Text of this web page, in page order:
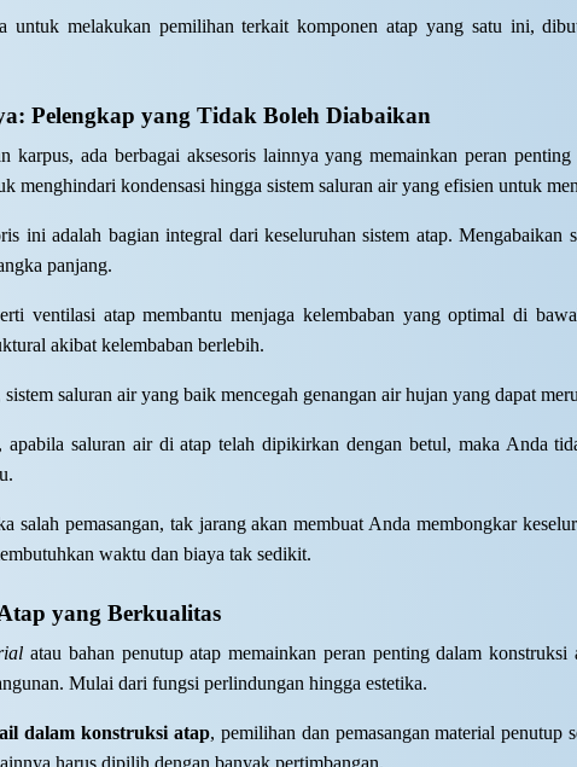
untuk melakukan pemilihan terkait komponen atap yang satu ini,
Pelengkap yang Tidak Boleh Diabaikan
karpus, ada berbagai aksesoris lainnya yang memainkan peran
menghindari kondensasi hingga sistem saluran air yang efisien untuk
ini adalah bagian integral dari keseluruhan sistem atap. Mengabaikan
panjang.
ventilasi atap membantu menjaga kelembaban yang optimal di
akibat kelembaban berlebih.
sistem saluran air yang baik mencegah genangan air hujan yang dapat
apabila saluran air di atap telah dipikirkan dengan betul, maka Anda
salah pemasangan, tak jarang akan membuat Anda membongkar
waktu dan biaya tak sedikit.
yang Berkualitas
atau bahan penutup atap memainkan peran penting dalam
Mulai dari fungsi perlindungan hingga estetika.
dalam konstruksi atap, pemilihan dan pemasangan material penutup
harus dipilih dengan banyak pertimbangan.